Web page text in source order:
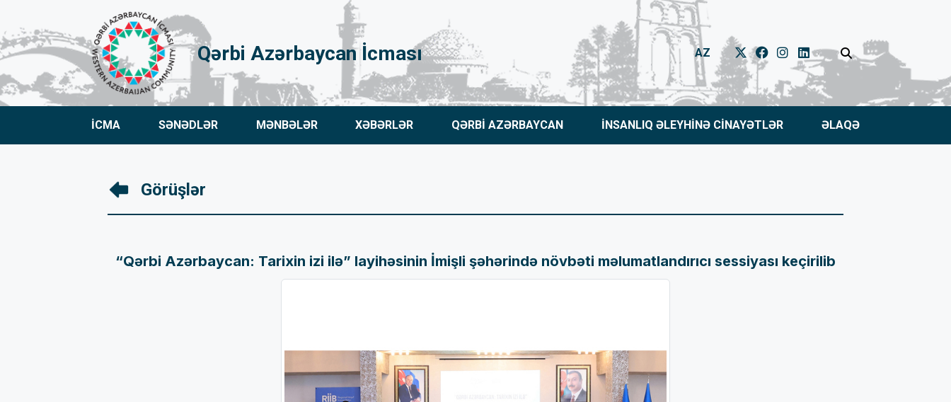
Qərbi Azərbaycan İcması AZ
İCMA SƏNƏDLƏR MƏNBƏLƏR XƏBƏRLƏR QƏRBİ AZƏRBAYCAN İNSANLIQ ƏLEYHİNƏ CİNAYƏTLƏR ƏLAQƏ
Görüşlər
“Qərbi Azərbaycan: Tarixin izi ilə” layihəsinin İmişli şəhərində növbəti məlumatlandırıcı sessiyası keçirilib